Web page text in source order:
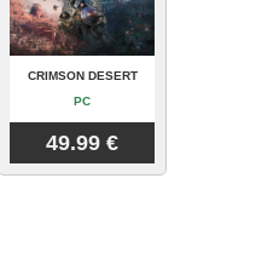
CRIMSON DESERT
PC
49.99 €